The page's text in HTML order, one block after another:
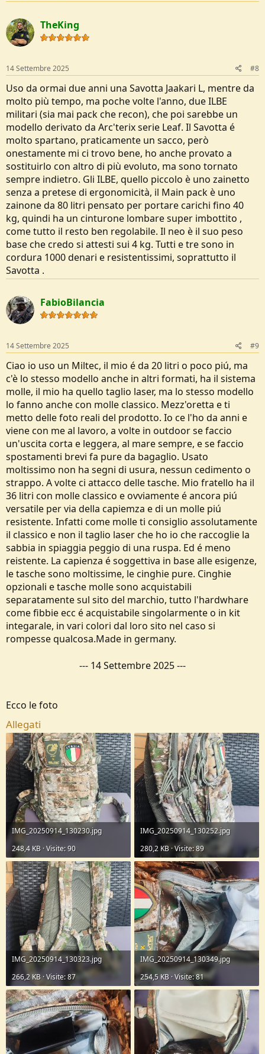
https://www.military1st.it/silverfoxii40graphite-wisport-zaino-
silverfox-2-da-40-l-in-graphite.html
https://www.military1st.it/silverfo...rt-silverfox-2-40l-rucksack-a-tacs-
ghost.html
https://www.military1st.it/silverfoxii40atacs-ix-wisport-silverfox-2-
40l-rucksack-a-tacs-ix.html
https://www.military1st.it/silverfoxii40ral7013-wisport-silverfox-2-
40l-rucksack-ral-7013.html
TheKing
14 Settembre 2025 #8
Uso da ormai due anni una Savotta Jaakari L, mentre da
molto più tempo, ma poche volte l'anno, due ILBE
militari (sia mai pack che recon), che poi sarebbe un
modello derivato da Arc'terix serie Leaf. Il Savotta é
molto spartano, praticamente un sacco, però
onestamente mi ci trovo bene, ho anche provato a
sostituirlo con altro di più evoluto, ma sono tornato
sempre indietro. Gli ILBE, quello piccolo è uno zainetto
senza a pretese di ergonomicità, il Main pack è uno
zainone da 80 litri pensato per portare carichi fino 40
kg, quindi ha un cinturone lombare super imbottito ,
come tutto il resto ben regolabile. Il neo è il suo peso
base che credo si attesti sui 4 kg. Tutti e tre sono in
cordura 1000 denari e resistentissimi, soprattutto il
Savotta .
FabioBilancia
14 Settembre 2025 #9
Ciao io uso un Miltec, il mio é da 20 litri o poco piú, ma
c'è lo stesso modello anche in altri formati, ha il sistema
molle, il mio ha quello taglio laser, ma lo stesso modello
lo fanno anche con molle classico. Mezz'oretta e ti
metto delle foto reali del prodotto. Io ce l'ho da anni e
viene con me al lavoro, a volte in outdoor se faccio
un'uscita corta e leggera, al mare sempre, e se faccio
spostamenti brevi fa pure da bagaglio. Usato
moltissimo non ha segni di usura, nessun cedimento o
strappo. A volte ci attacco delle tasche. Mio fratello ha il
36 litri con molle classico e ovviamente é ancora piú
versatile per via della capiemza e di un molle piú
resistente. Infatti come molle ti consiglio assolutamente
il classico e non il taglio laser che ho io che raccoglie la
sabbia in spiaggia peggio di una ruspa. Ed é meno
reistente. La capienza é soggettiva in base alle esigenze,
le tasche sono moltissime, le cinghie pure. Cinghie
opzionali e tasche molle sono acquistabili
separatamente sul sito del marchio, tutto l'hardwhare
come fibbie ecc é acquistabile singolarmente o in kit
integarale, in vari colori dal loro sito nel caso si
rompesse qualcosa.Made in germany.
--- 14 Settembre 2025---
Ecco le foto
Allegati
IMG_20250914_130230.jpg
248,4 KB · Visite: 90
IMG_20250914_130252.jpg
280,2 KB · Visite: 89
IMG_20250914_130323.jpg
266,2 KB · Visite: 87
IMG_20250914_130349.jpg
254,5 KB · Visite: 81